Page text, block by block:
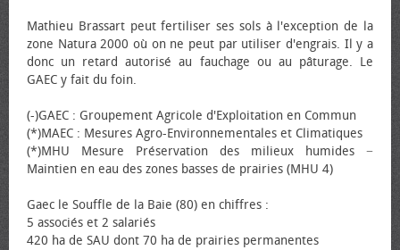
Mathieu Brassart peut fertiliser ses sols à l'exception de la
zone Natura 2000 où on ne peut par utiliser d'engrais. Il y a
donc un retard autorisé au fauchage ou au pâturage. Le
GAEC y fait du foin.
(-)GAEC : Groupement Agricole d'Exploitation en Commun
(*)MAEC : Mesures Agro-Environnementales et Climatiques
(*)MHU Mesure Préservation des milieux humides −
Maintien en eau des zones basses de prairies (MHU 4)
Gaec le Souffle de la Baie (80) en chiffres :
5 associés et 2 salariés
420 ha de SAU dont 70 ha de prairies permanentes